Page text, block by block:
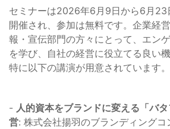
セミナーは2026年6月9日から6月23
開催され、参加は無料です。企業経
報・宣伝部門の方々にとって、エン
を学び、自社の経営に役立てる良い
特に以下の講演が用意されています。
- 人的資本をブランドに変える「バ
営: 株式会社揚羽のブランディング